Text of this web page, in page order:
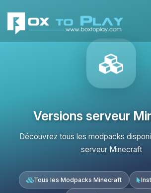
Versions serveur
Découvrez tous les modpacks
serveur Minecraft
Tous les Modpacks Minecraft